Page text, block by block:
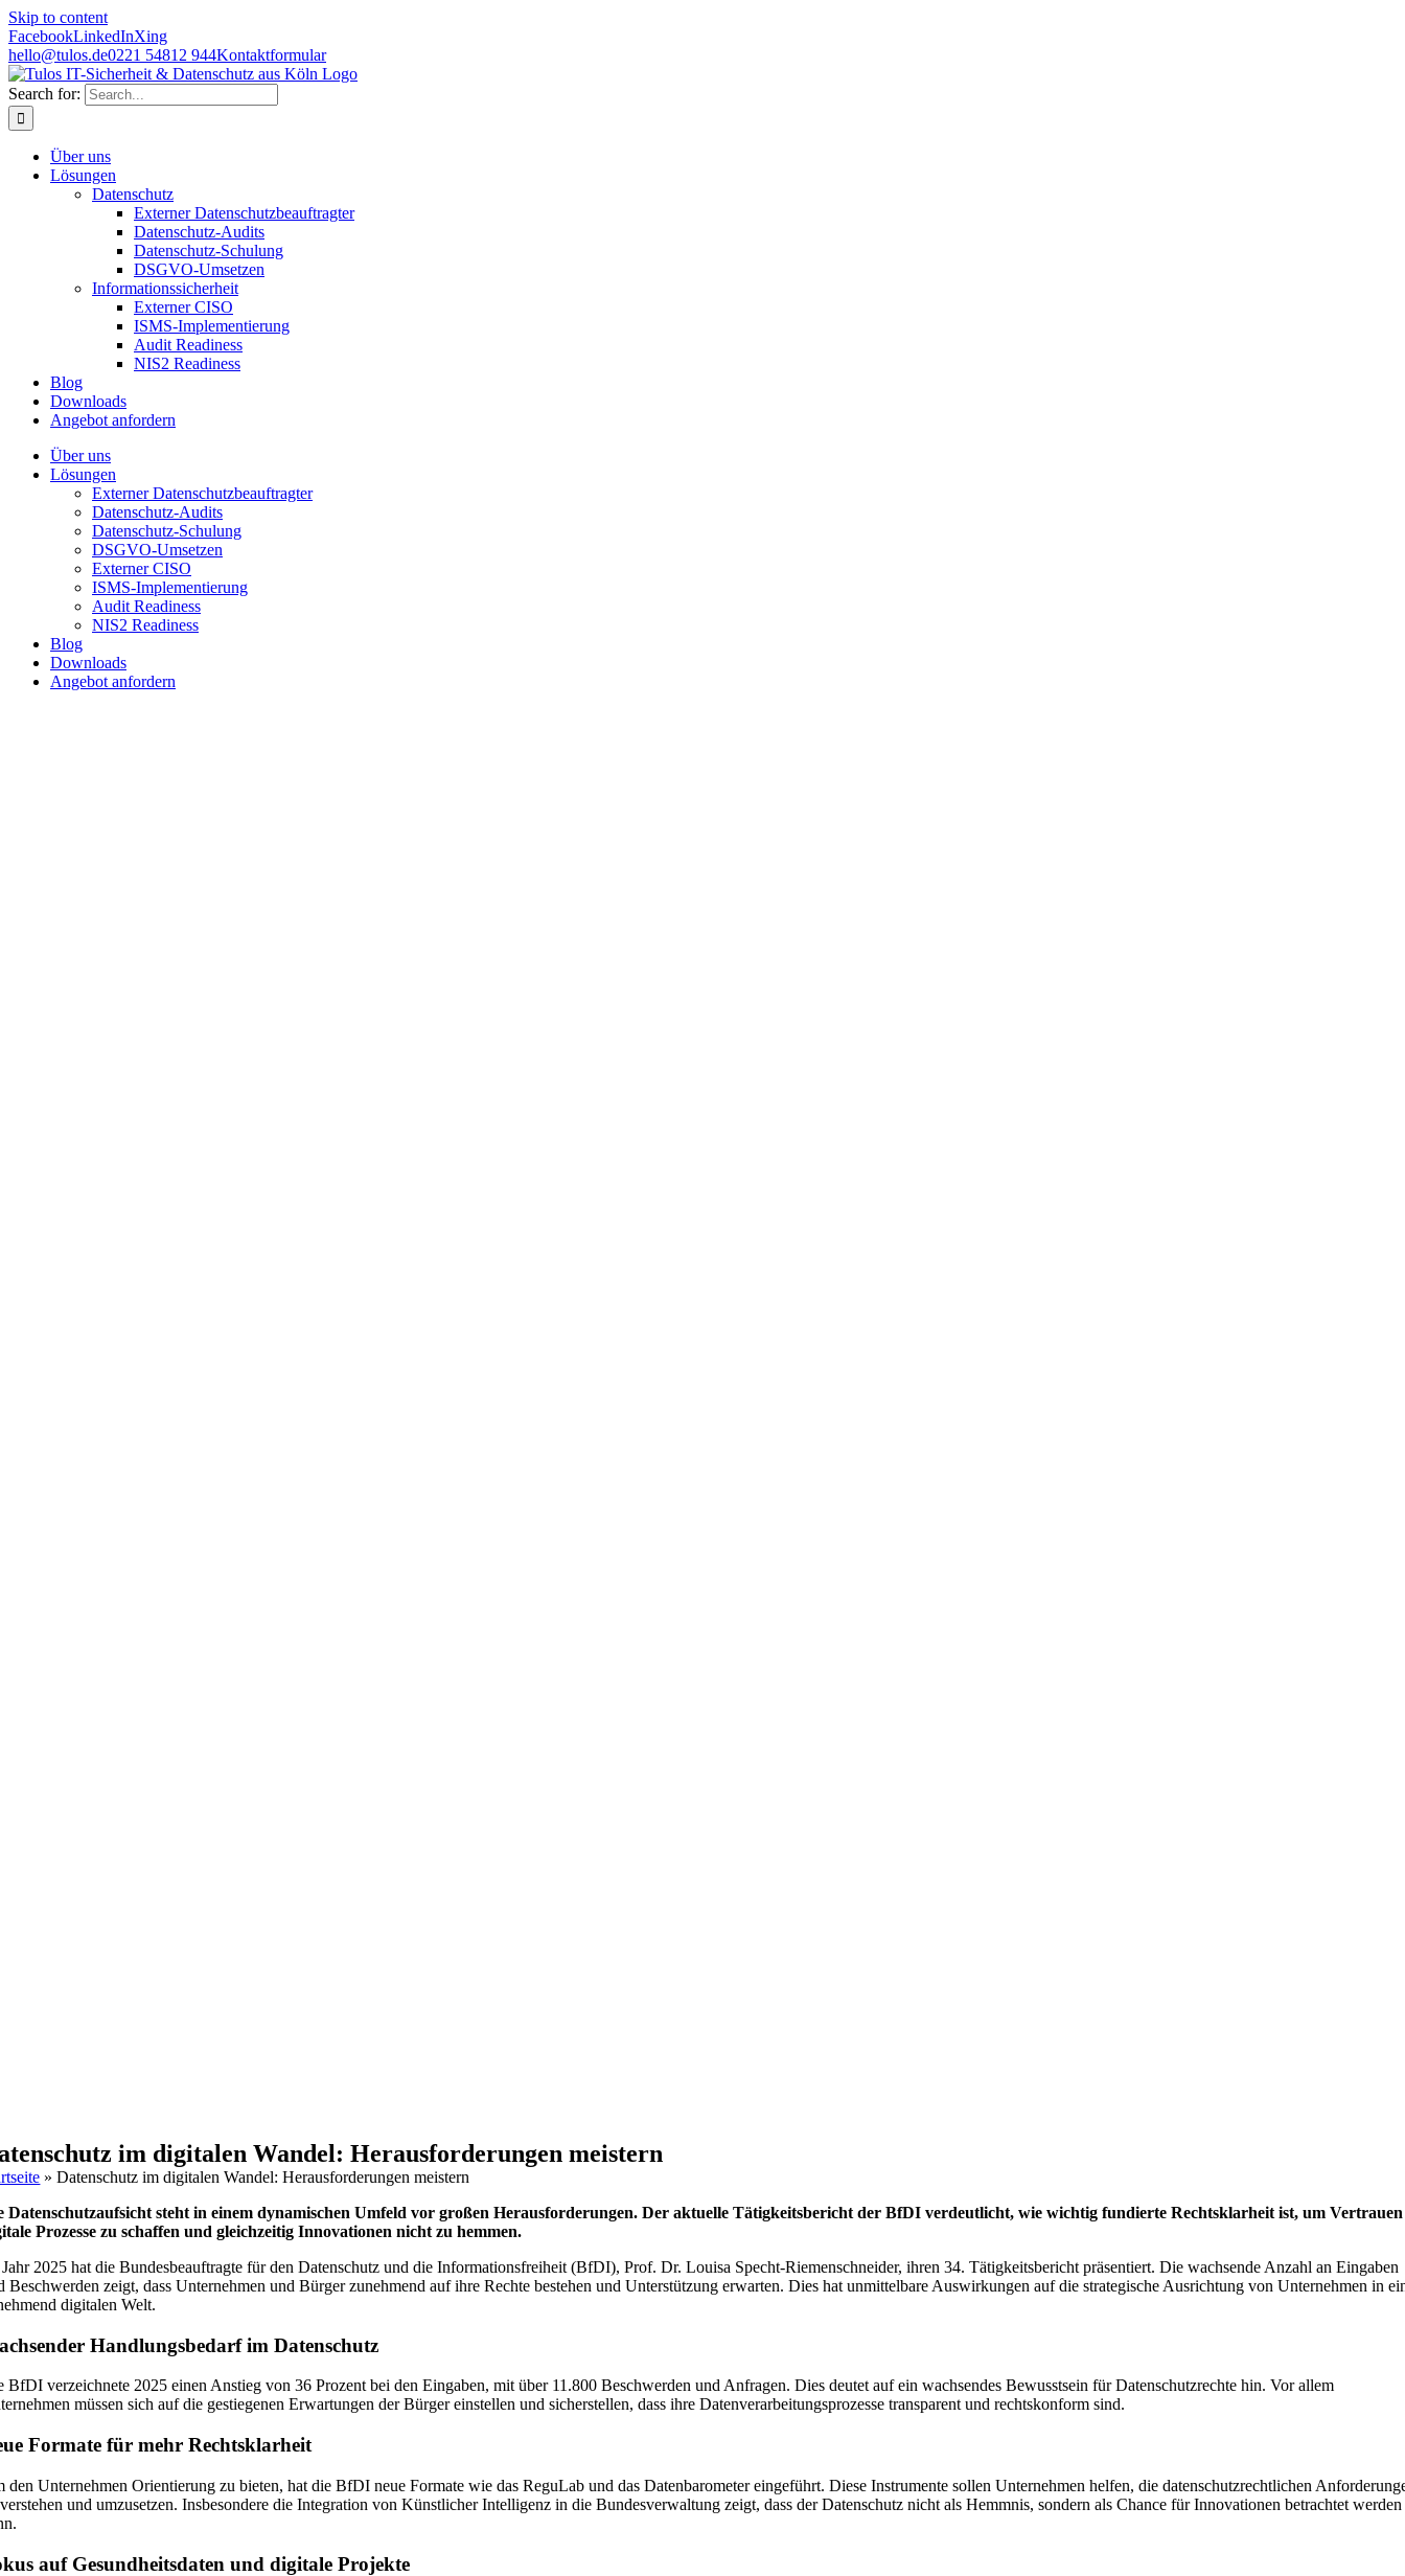
Skip to content
FacebookLinkedInXing
hello@tulos.de0221 54812 944Kontaktformular
Search for:
Über uns
Lösungen
Datenschutz
Externer Datenschutzbeauftragter
Datenschutz-Audits
Datenschutz-Schulung
DSGVO-Umsetzen
Informationssicherheit
Externer CISO
ISMS-Implementierung
Audit Readiness
NIS2 Readiness
Blog
Downloads
Angebot anfordern
Über uns
Lösungen
Externer Datenschutzbeauftragter
Datenschutz-Audits
Datenschutz-Schulung
DSGVO-Umsetzen
Externer CISO
ISMS-Implementierung
Audit Readiness
NIS2 Readiness
Blog
Downloads
Angebot anfordern
im digitalen Wandel: Herausforderungen meistern
»Datenschutz im digitalen Wandel: Herausforderungen meistern
Datenschutzaufsicht steht in einem dynamischen Umfeld vor großen Herausforderungen. Der aktuelle Tätigkeitsbericht der BfDI verdeutlicht, wie wichtig fundierte Rechtsklarheit ist, um
Prozesse zu schaffen und gleichzeitig Innovationen nicht zu hemmen.
2025 hat die Bundesbeauftragte für den Datenschutz und die Informationsfreiheit (BfDI), Prof. Dr. Louisa Specht-Riemenschneider, ihren 34. Tätigkeitsbericht präsentiert. Die wachsende Anzahl an Eingaben
Beschwerden zeigt, dass Unternehmen und Bürger zunehmend auf ihre Rechte bestehen und Unterstützung erwarten. Dies hat unmittelbare Auswirkungen auf die strategische Ausrichtung von Unternehmen in
digitalen Welt.
Handlungsbedarf im Datenschutz
BfDI verzeichnete 2025 einen Anstieg von 36 Prozent bei den Eingaben, mit über 11.800 Beschwerden und Anfragen. Dies deutet auf ein wachsendes Bewusstsein für Datenschutzrechte hin. Vor allem
müssen sich auf die gestiegenen Erwartungen der Bürger einstellen und sicherstellen, dass ihre Datenverarbeitungsprozesse transparent und rechtskonform sind.
Formate für mehr Rechtsklarheit
den Unternehmen Orientierung zu bieten, hat die BfDI neue Formate wie das ReguLab und das Datenbarometer eingeführt. Diese Instrumente sollen Unternehmen helfen, die datenschutzrechtlichen
und umzusetzen. Insbesondere die Integration von Künstlicher Intelligenz in die Bundesverwaltung zeigt, dass der Datenschutz nicht als Hemmnis, sondern als Chance für Innovationen betrachtet werden
auf Gesundheitsdaten und digitale Projekte